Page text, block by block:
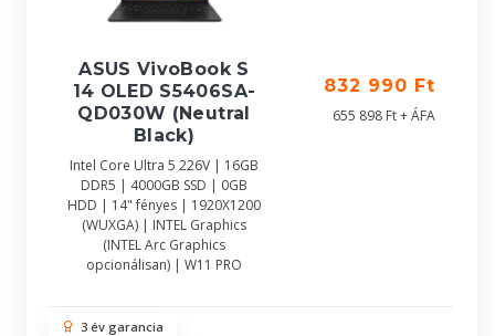
ASUS VivoBook S
14 OLED S5406SA-
QD030W (Neutral
Black)
Intel Core Ultra 5 226V | 16GB
DDR5 | 4000GB SSD | 0GB
HDD | 14" fényes | 1920X1200
(WUXGA) | INTEL Graphics
(INTEL Arc Graphics
opcionálisan) | W11 PRO
832 990 Ft
655 898 Ft + ÁFA
3 év garancia